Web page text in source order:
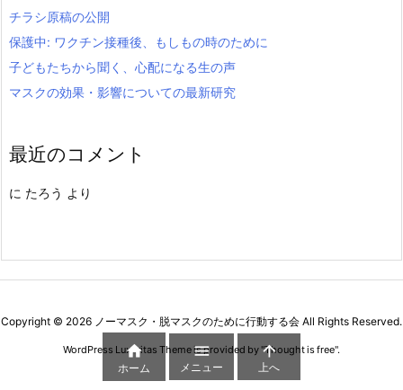
チラシ原稿の公開
保護中: ワクチン接種後、もしもの時のために
子どもたちから聞く、心配になる生の声
マスクの効果・影響についての最新研究
最近のコメント
に たろう より
Copyright © 2026 ノーマスク・脱マスクのために行動する会 All Rights Reserved.
WordPress Luxeritas Theme is provided by "Thought is free".

ホーム

メニュー

上へ